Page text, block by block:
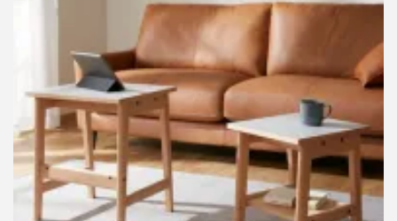
ビーチ
ライフスタイル
家具